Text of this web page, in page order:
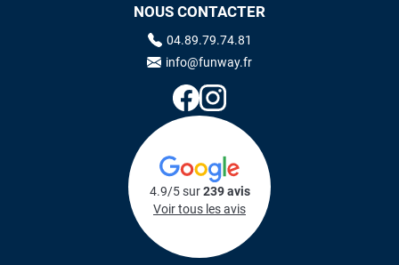
NOUS CONTACTER
04.89.79.74.81
info@funway.fr
4.9/5 sur239 avis
Voir tous les avis